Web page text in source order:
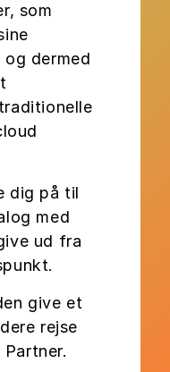
som
dermed
dig på til
med
ud fra
give et
rejse